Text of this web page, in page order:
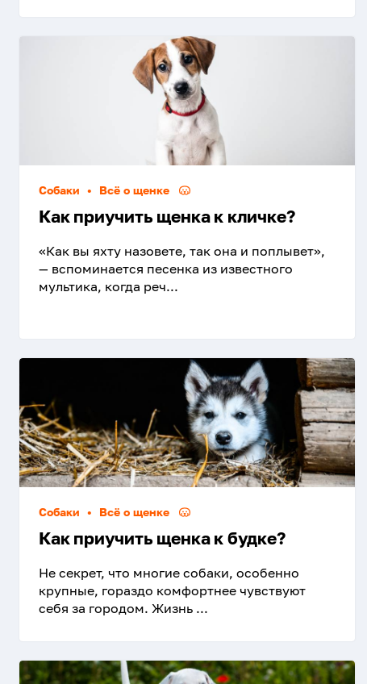
Собаки • Всё о щенке
Как приучить щенка к кличке?
«Как вы яхту назовете, так она и поплывет»,
— вспоминается песенка из известного
мультика, когда реч...
Собаки • Всё о щенке
Как приучить щенка к будке?
Не секрет, что многие собаки, особенно
крупные, гораздо комфортнее чувствуют
себя за городом. Жизнь ...